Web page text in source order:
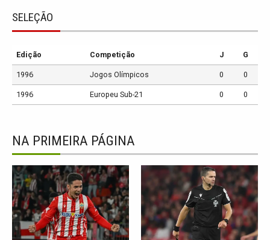
SELEÇÃO
Edição Competição J G
1996 Jogos Olímpicos 0 0
1996 Europeu Sub-21 0 0
NA PRIMEIRA PÁGINA